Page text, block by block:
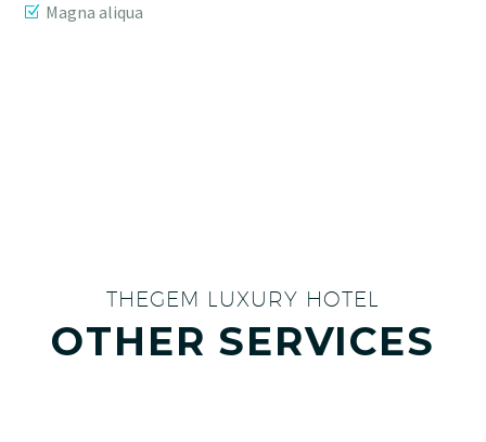
Magna aliqua
THEGEM LUXURY HOTEL
OTHER SERVICES